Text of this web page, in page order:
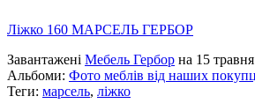
Ліжко 160 МАРСЕЛЬ ГЕРБОР
Завантажені Мебель Гербор на 15
Альбоми: Фото меблів від наших
Теги: марсель, ліжко